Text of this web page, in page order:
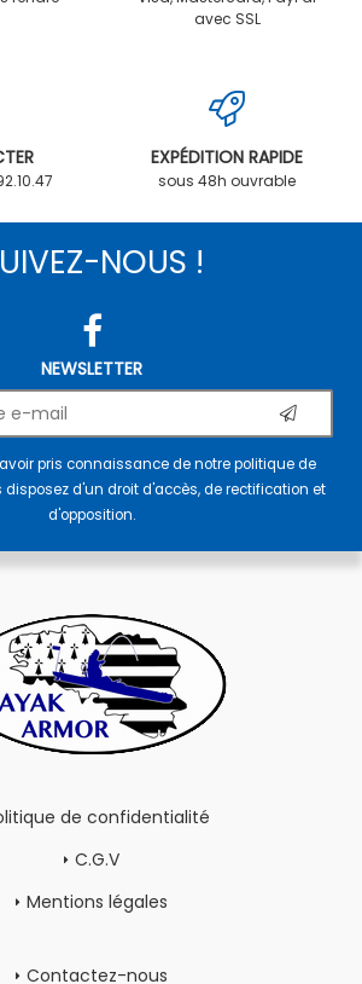
avec SSL
EXPÉDITION RAPIDE
sous 48h ouvrable
NOUS !
NEWSLETTER
pris connaissance de notrepolitique de
disposez d'un droit d'accès, de rectification et
d'opposition.
de confidentialité
C.G.V
Mentions légales
Contactez-nous